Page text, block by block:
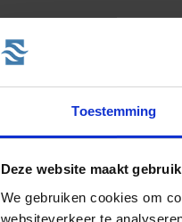
Toestemming
Deze website maakt
We gebruiken cookies om
websiteverkeer te